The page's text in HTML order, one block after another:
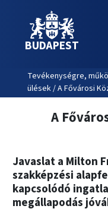
BUDAPEST
Tevékenységre,
ülések / A Fővárosi
A
Javaslat a Milton
szakképzési
kapcsolódó
megállapodás